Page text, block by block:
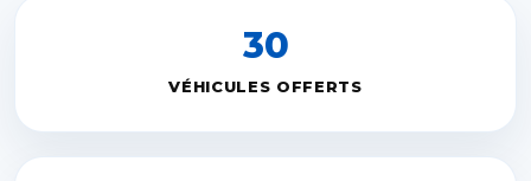
30
VÉHICULES OFFERTS